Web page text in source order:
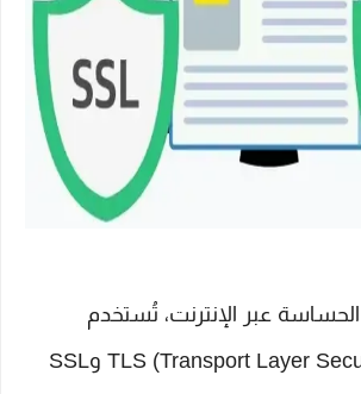
الحساسة عبر الإنترنت، تُستخدم
بروتوكولات TLS (Transport Layer Security) وSSL